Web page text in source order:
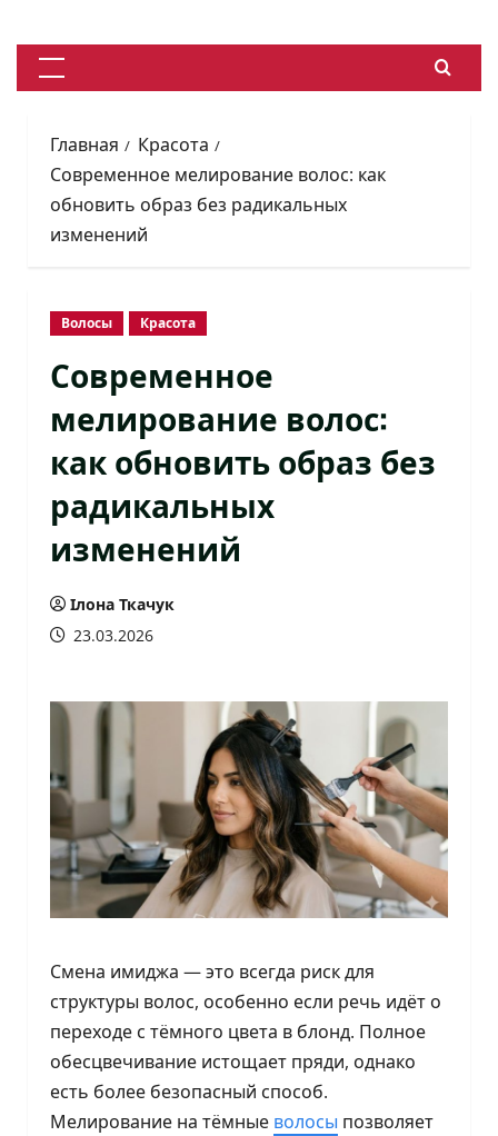
к
содержимому
Основное
Главная
Красота
Современное мелирование волос: как
обновить образ без радикальных
изменений
Волосы Красота
Современное
мелирование волос:
как обновить образ без
радикальных
изменений
Ілона Ткачук
23.03.2026
Смена имиджа — это всегда риск для
структуры волос, особенно если речь идёт о
переходе с тёмного цвета в блонд. Полное
обесцвечивание истощает пряди, однако
есть более безопасный способ.
Мелирование на тёмные волосы позволяет